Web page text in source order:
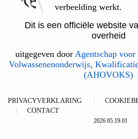
verbeelding werkt.
Dit is een officiële website
overheid
uitgegeven door Agentschap
Volwassenenonderwijs,
(AHOVOKS)
PRIVACYVERKLARING
CONTACT
2026.05.19.01